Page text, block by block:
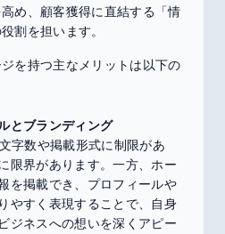
め、顧客獲得に直結する「情
割を担います。
を持つ主なメリットは以下の
とブランディング
字数や掲載形式に制限があ
限界があります。一方、ホー
を掲載でき、プロフィールや
やすく表現することで、自身
ジネスへの想いを深くアピー